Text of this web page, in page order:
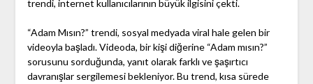
trendi, internet kullanıcılarının büyük ilgisini çekti.
“Adam Mısın?” trendi, sosyal medyada viral hale gelen bir
videoyla başladı. Videoda, bir kişi diğerine “Adam mısın?”
sorusunu sorduğunda, yanıt olarak farklı ve şaşırtıcı
davranışlar sergilemesi bekleniyor. Bu trend, kısa sürede